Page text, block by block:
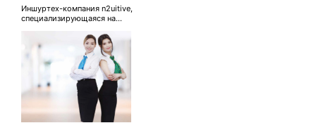
Иншуртех-компания n2uitive,
специализирующаяся на...